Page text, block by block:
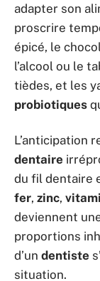
adapter son
proscrire
épicé, le
l’alcool ou le
tièdes, et les
probiotiques
L’anticipation
dentaire
du fil dentaire
fer, zinc,
deviennent
proportions
d’un dentiste
situation.